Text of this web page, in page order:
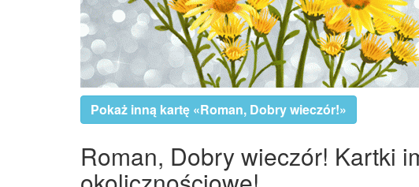
Pokaż inną kartę «Roman, Dobry wieczór!»
Roman, Dobry wieczór! Kartki